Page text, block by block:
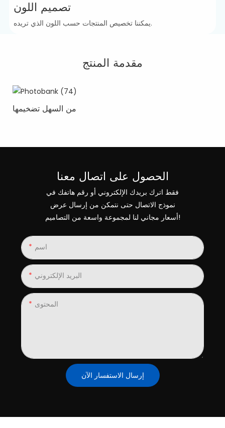
تصميم اللون
يمكننا تخصيص المنتجات حسب اللون الذي تريده.
مقدمة المنتج
من السهل تضخيمها
الحصول على اتصال معنا
فقط اترك بريدك الإلكتروني أو رقم هاتفك في
نموذج الاتصال حتى نتمكن من إرسال عرض
أسعار مجاني لنا لمجموعة واسعة من التصاميم!
اسم
البريد الإلكتروني
المحتوى
إرسال الاستفسار الآن